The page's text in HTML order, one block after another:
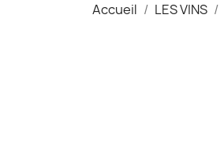
Accueil LES VINS